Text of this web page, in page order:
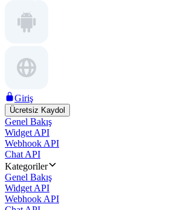
Giriş
Ücretsiz Kaydol
Genel Bakış
Widget API
Webhook API
Chat API
Kategoriler
Genel Bakış
Widget API
Webhook API